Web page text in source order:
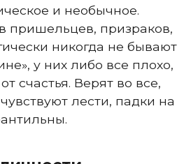
и необычное.
пришельцев, призраков,
никогда не бывают
у них либо все плохо,
счастья. Верят во все,
лести, падки на